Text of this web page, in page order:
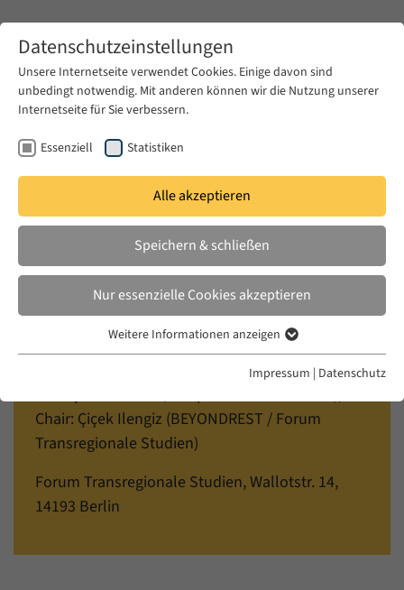
Zum Hauptinhalt springen
MI. 29 OKT. 2025|17:00–18:30
Power to the Poetry: Floating
Feathers of How to Exhibit
Islamically
Chair: Çiçek Ilengiz (BEYONDREST / Forum
Transregionale Studien)
Forum Transregionale Studien, Wallotstr. 14,
14193 Berlin
Datenschutzeinstellungen
Unsere Internetseite verwendet Cookies. Einige davon sind
unbedingt notwendig. Mit anderen können wir die Nutzung unserer
Internetseite für Sie verbessern.
Essenziell Statistiken
Alle akzeptieren
Speichern & schließen
Nur essenzielle Cookies akzeptieren
Essenzielle Cookies werden für grundlegende Funktionen der
einwandfrei funktioniert.
Name cookie_optin
Anbieter Forum Transregionale Studien e.V.
Dieses Cookie wird verwendet, um Ihre
Cookie-Informationen anzeigen
Statistiken
Mit diesen Cookies können wir Statistiken über die Nutzung der
wir auf der Plattform Matomo. Sie stehen nur dem Forum
Weitere Informationen anzeigen
Impressum | Datenschutz